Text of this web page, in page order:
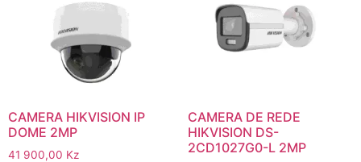
CAMERA HIKVISION IP
DOME 2MP
41 900,00 Kz
CAMERA DE REDE
HIKVISION DS-
2CD1027G0-L 2MP